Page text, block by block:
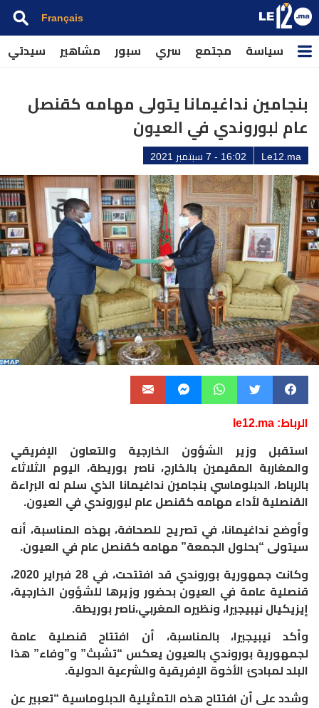
Français
سياسة مجتمع سري سبور مشاهير سيدتي
بنجامين نداغيمانا يتولى مهامه كقنصل
عام لبوروندي في العيون
Le12.ma 16:02 - 7 سبتمبر 2021
الرباط: le12.ma
استقبل وزير الشؤون الخارجية والتعاون الإفريقي
والمغاربة المقيمين بالخارج، ناصر بوريطة، اليوم الثلاثاء
بالرباط، الدبلوماسي بنجامين نداغيمانا الذي سلم له البراءة
القنصلية لأداء مهامه كقنصل عام لبوروندي في العيون.
وأوضح نداغيمانا، في تصريح للصحافة، بهذه المناسبة، أنه
سيتولى “بحلول الجمعة” مهامه كقنصل عام في العيون.
وكانت جمهورية بوروندي قد افتتحت، في 28 فبراير 2020،
قنصلية عامة في العيون بحضور وزيرها للشؤون الخارجية،
إيزيكيال نيبيجيرا، ونظيره المغربي،ناصر بوريطة.
وأكد نيبيجيرا، بالمناسبة، أن افتتاح قنصلية عامة
لجمهورية بوروندي بالعيون يعكس “تشبث” و”وفاء” هذا
البلد لمبادئ الأخوة الإفريقية والشرعية الدولية.
وشدد على أن افتتاح هذه التمثيلية الدبلوماسية “تعبير عن